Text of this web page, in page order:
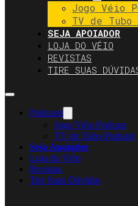
Jogo Véio
TV de Tubo
SEJA APOIADOR
LOJA DO VÉIO
REVISTAS
TIRE SUAS
Podcasts
Jogo Véio Podcast
TV de Tubo Podcast
Seja Apoiador
Loja do Véio
Revistas
Tire Suas Dúvidas